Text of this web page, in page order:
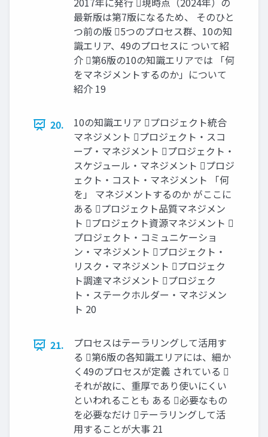
最新版は第7版になるため、 そのひと
つ前の版 5つのプロセス群、10の知
識エリア、49のプロセスに ついて紹
介 第6版の10の知識エリアでは 「何
をマネジメントするのか」について
紹介 19
20.
10の知識エリア プロジェクト統合
マネジメント プロジェクト・スコ
ープ・マネジメント プロジェクト・
スケジュール・マネジメント プロジ
ェクト・コスト・マネジメント 「何
を」 マネジメントするのか がここに
ある プロジェクト品質マネジメン
ト プロジェクト資源マネジメント 
プロジェクト・コミュニケーショ
ン・マネジメント プロジェクト・
リスク・マネジメント プロジェク
ト調達マネジメント プロジェク
ト・ステークホルダー・マネジメン
ト 20
21.
プロセスはテーラリングして活用す
る 第6版の各知識エリアには、細か
く49のプロセスが定義 されている 
それが故に、重厚であり使いにくい
といわれることも ある 必要なもの
を必要なだけ テーラリングして活
用することが大事 21